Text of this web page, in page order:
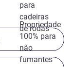
para
cadeiras
de rodas
Propriedade
100% para
não
fumantes